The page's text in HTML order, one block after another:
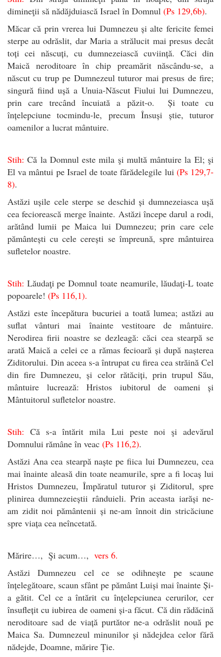
dimineţii să nădăjduiască Israel în Domnul (Ps 129,6b).
Măcar că prin vrerea lui Dumnezeu și alte fericite femei
sterpe au odrăslit, dar Maria a strălucit mai presus decât
toți cei născuți, cu dumnezeiască cuviință. Căci din
Maică neroditoare în chip preamărit născându-se, a
născut cu trup pe Dumnezeul tuturor mai presus de fire;
singură fiind ușă a Unuia-Născut Fiului lui Dumnezeu,
prin care trecând încuiată a păzit-o. Și toate cu
înțelepciune tocmindu-le, precum Însuși știe, tuturor
oamenilor a lucrat mântuire.
Stih:Că la Domnul este mila şi multă mântuire la El; şi
El va mântui pe Israel de toate fărădelegile lui (Ps 129,7-
8).
Astăzi ușile cele sterpe se deschid și dumnezeiasca ușă
cea feciorească merge înainte. Astăzi începe darul a rodi,
arătând lumii pe Maica lui Dumnezeu; prin care cele
pământești cu cele cerești se împreună, spre mântuirea
sufletelor noastre.
Stih: Lăudaţi pe Domnul toate neamurile, lăudaţi-L toate
popoarele! (Ps 116,1).
Astăzi este începătura bucuriei a toată lumea; astăzi au
suflat vânturi mai înainte vestitoare de mântuire.
Nerodirea firii noastre se dezleagă: căci cea stearpă se
arată Maică a celei ce a rămas fecioară și după nașterea
Ziditorului. Din aceea s-a întrupat cu firea cea străină Cel
din fire Dumnezeu, și celor rătăciți, prin trupul Său,
mântuire lucrează: Hristos iubitorul de oameni și
Mântuitorul sufletelor noastre.
Stih:Că s-a întărit mila Lui peste noi şi adevărul
Domnului rămâne în veac (Ps 116,2).
Astăzi Ana cea stearpă naște pe fiica lui Dumnezeu, cea
mai înainte aleasă din toate neamurile, spre a fi locaș lui
Hristos Dumnezeu, Împăratul tuturor și Ziditorul, spre
plinirea dumnezeieștii rânduieli. Prin aceasta iarăși ne-
am zidit noi pământenii și ne-am înnoit din stricăciune
spre viața cea neîncetată.
Mărire…, Şi acum…, vers 6.
Astăzi Dumnezeu cel ce se odihnește pe scaune
înțelegătoare, scaun sfânt pe pământ Luiși mai înainte Și-
a gătit. Cel ce a întărit cu înțelepciunea cerurilor, cer
însuflețit cu iubirea de oameni și-a făcut. Că din rădăcină
neroditoare sad de viață purtător ne-a odrăslit nouă pe
Maica Sa. Dumnezeul minunilor și nădejdea celor fără
nădejde, Doamne, mărire Ție.